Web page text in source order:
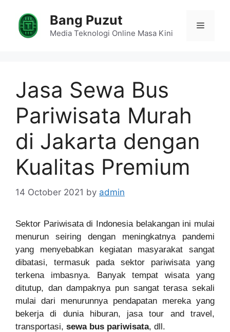
content
Bang Puzut
Media Teknologi Online Masa Kini
Menu
Jasa Sewa Bus
Pariwisata Murah
di Jakarta dengan
Kualitas Premium
14 October 2021 by admin
Sektor Pariwisata di Indonesia belakangan ini mulai
menurun seiring dengan meningkatnya pandemi
yang menyebabkan kegiatan masyarakat sangat
dibatasi, termasuk pada sektor pariwisata yang
terkena imbasnya. Banyak tempat wisata yang
ditutup, dan dampaknya pun sangat terasa sekali
mulai dari menurunnya pendapatan mereka yang
bekerja di dunia hiburan, jasa tour and travel,
transportasi, sewa bus pariwisata, dll.